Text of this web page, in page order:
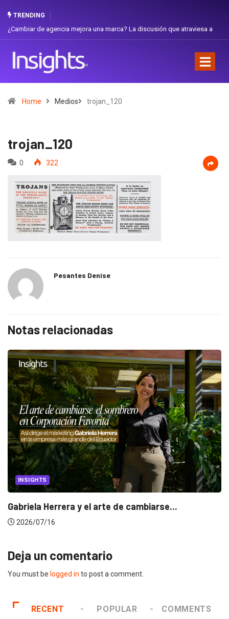
TRENDING
de agencia mejora una marca? La discusión que atraviesa a
Home Medios trojan_120
trojan_120
0 322
Pesantes Denise
Notas relacionadas
INSIGHTS
Gabriela Herrera y el arte de cambiarse...
2026/07/16
Deja un comentario
You must be logged in to post a comment.
RECENT POPULAR COMMENTS